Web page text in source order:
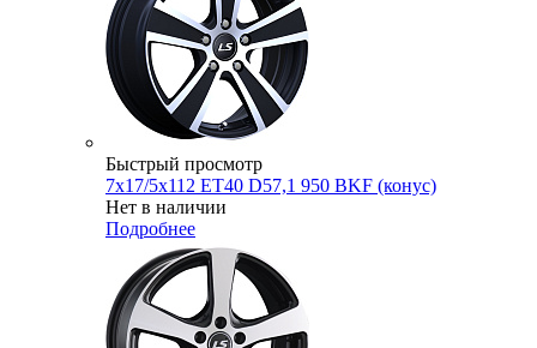
Быстрый просмотр
7x17/5x112 ET40 D57,1 950 BKF (конус)
Нет в наличии
Подробнее